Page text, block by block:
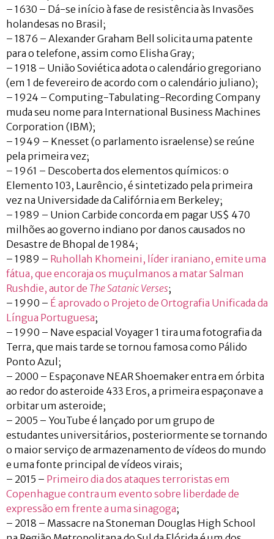
– 1630 – Dá-se início à fase de resistência às Invasões
holandesas no Brasil;
– 1876 – Alexander Graham Bell solicita uma patente
para o telefone, assim como Elisha Gray;
– 1918 – União Soviética adota o calendário gregoriano
(em 1 de fevereiro de acordo com o calendário juliano);
– 1924 – Computing-Tabulating-Recording Company
muda seu nome para International Business Machines
Corporation (IBM);
– 1949 – Knesset (o parlamento israelense) se reúne
pela primeira vez;
– 1961 – Descoberta dos elementos químicos: o
Elemento 103, Laurêncio, é sintetizado pela primeira
vez na Universidade da Califórnia em Berkeley;
– 1989 – Union Carbide concorda em pagar US$ 470
milhões ao governo indiano por danos causados no
Desastre de Bhopal de 1984;
– 1989 – Ruhollah Khomeini, líder iraniano, emite uma
fátua, que encoraja os muçulmanos a matar Salman
Rushdie, autor de The Satanic Verses;
– 1990 – É aprovado o Projeto de Ortografia Unificada da
Língua Portuguesa;
– 1990 – Nave espacial Voyager 1 tira uma fotografia da
Terra, que mais tarde se tornou famosa como Pálido
Ponto Azul;
– 2000 – Espaçonave NEAR Shoemaker entra em órbita
ao redor do asteroide 433 Eros, a primeira espaçonave a
orbitar um asteroide;
– 2005 – YouTube é lançado por um grupo de
estudantes universitários, posteriormente se tornando
o maior serviço de armazenamento de vídeos do mundo
e uma fonte principal de vídeos virais;
– 2015 – Primeiro dia dos ataques terroristas em
Copenhague contra um evento sobre liberdade de
expressão em frente a uma sinagoga;
– 2018 – Massacre na Stoneman Douglas High School